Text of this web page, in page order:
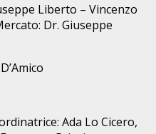
Liberto – Vincenzo
Dr. Giuseppe
Ada Lo Cicero,